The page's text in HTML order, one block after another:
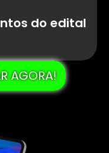
do edital
AGORA!